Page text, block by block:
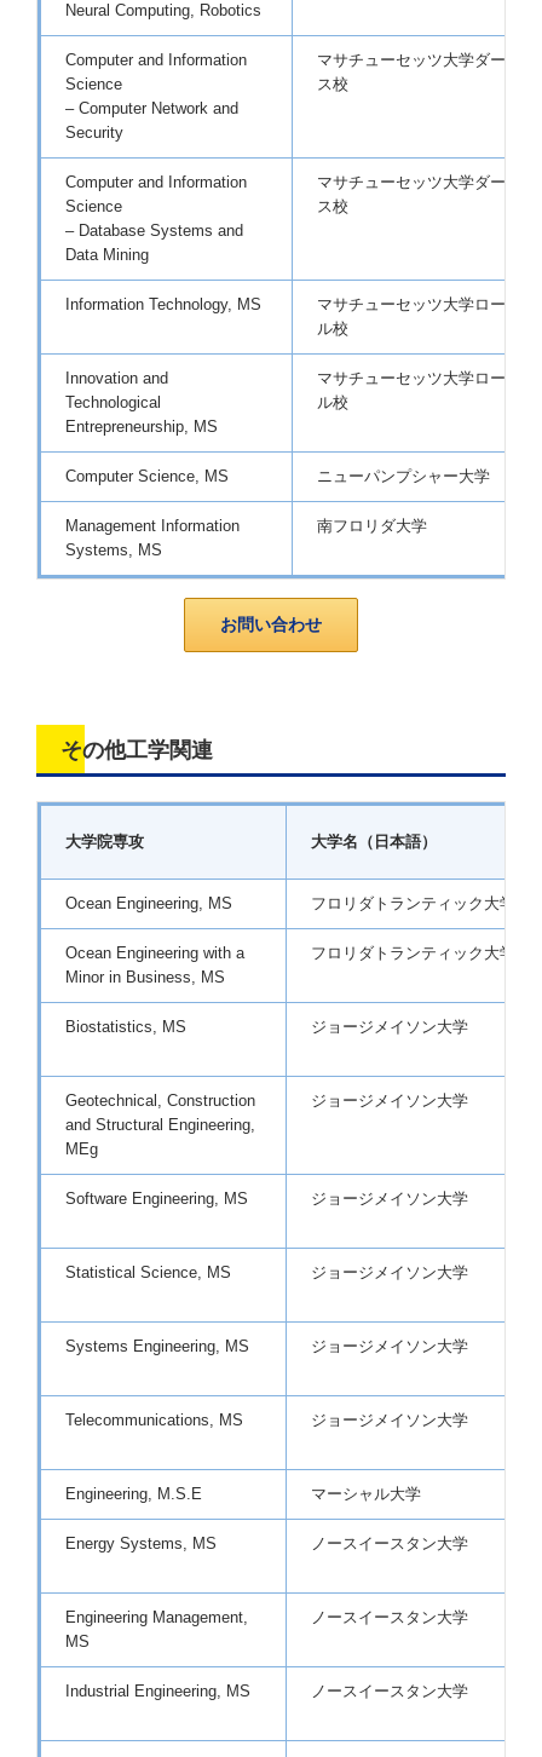
Neural Computing, Robotics
Computer and Information
Science
– Computer Network and
Security
マサチューセッツ大学ダートマ
ス校
Computer and Information
Science
– Database Systems and
Data Mining
マサチューセッツ大学ダートマ
ス校
Information Technology, MS
マサチューセッツ大学ローウェ
ル校
Innovation and
Technological
Entrepreneurship, MS
マサチューセッツ大学ローウェ
ル校
Computer Science, MS ニューパンプシャー大学
Management Information
Systems, MS
南フロリダ大学
お問い合わせ
その他工学関連
大学院専攻 大学名（日本語）
Ocean Engineering, MS フロリダトランティック大学
Ocean Engineering with a
Minor in Business, MS
フロリダトランティック大学
Biostatistics, MS ジョージメイソン大学
Geotechnical, Construction
and Structural Engineering,
MEg
ジョージメイソン大学
Software Engineering, MS ジョージメイソン大学
Statistical Science, MS ジョージメイソン大学
Systems Engineering, MS ジョージメイソン大学
Telecommunications, MS ジョージメイソン大学
Engineering, M.S.E マーシャル大学
Energy Systems, MS ノースイースタン大学
Engineering Management,
MS
ノースイースタン大学
Industrial Engineering, MS ノースイースタン大学